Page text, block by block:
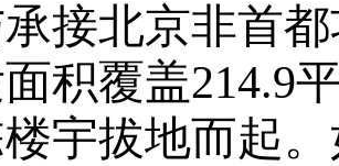
接北京非首
积覆盖214.9
楼宇拔地而起